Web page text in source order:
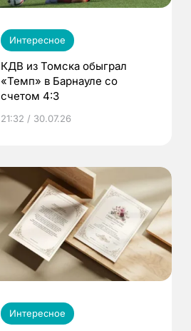
Интересное
КДВ из Томска обыграл
«Темп» в Барнауле со
счетом 4:3
21:32 / 30.07.26
Интересное